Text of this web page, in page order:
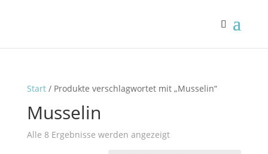
Start/ Produkte verschlagwortet mit „Musselin“
Musselin
Alle 8 Ergebnisse werden angezeigt